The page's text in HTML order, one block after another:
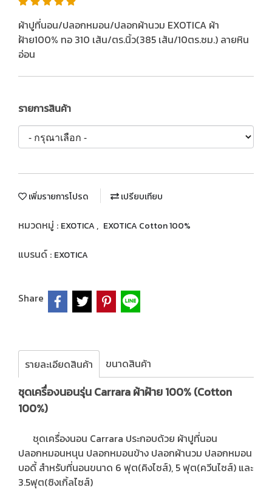
ผ้าปูที่นอน/ปลอกหมอน/ปลอกผ้านวม EXOTICA ผ้า
ฝ้าย100% ทอ 310 เส้น/ตร.นิ้ว(385 เส้น/10ตร.ซม.) ลายหิน
อ่อน
รายการสินค้า
เพิ่มรายการโปรด เปรียบเทียบ
หมวดหมู่ : EXOTICA , EXOTICA Cotton 100%
แบรนด์ : EXOTICA
Share
รายละเอียดสินค้า ขนาดสินค้า
ชุดเครื่องนอนรุ่น Carrara ผ้าฝ้าย 100% (Cotton
100%)
ชุดเครื่องนอน Carrara ประกอบด้วย ผ้าปูที่นอน
ปลอกหมอนหนุน ปลอกหมอนข้าง ปลอกผ้านวม ปลอกหมอน
บอดี้ สำหรับที่นอนขนาด 6 ฟุต(คิงไซส์), 5 ฟุต(ควีนไซส์) และ
3.5ฟุต(ซิงเกิ้ลไซส์)